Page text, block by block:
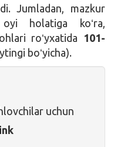
Jumladan, mazkur
holatiga koʻra,
roʻyxatida 101-
boʻyicha).
uchun